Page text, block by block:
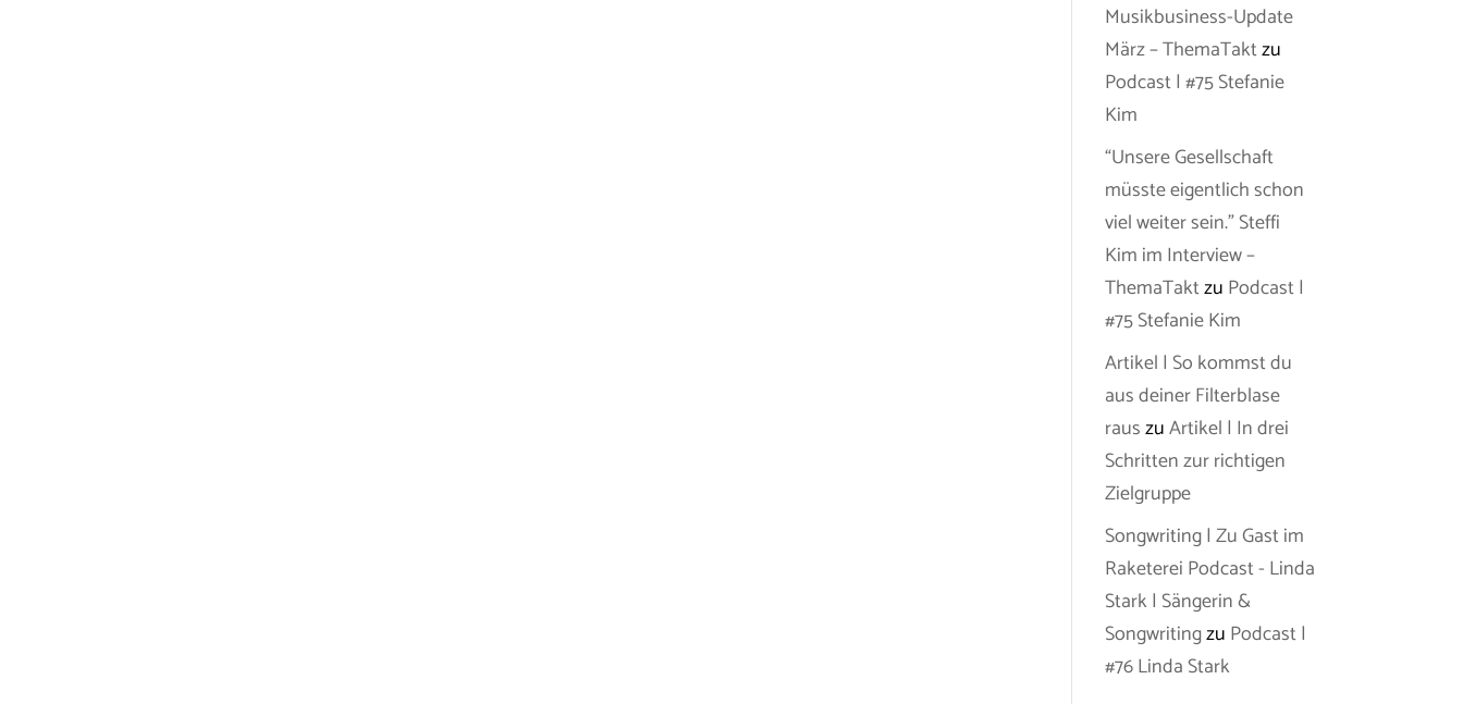
Musikbusiness-Update
März – ThemaTaktzu
Podcast | #75 Stefanie
Kim
“Unsere Gesellschaft
müsste eigentlich schon
viel weiter sein.” Steffi
Kim im Interview –
ThemaTaktzu Podcast |
#75 Stefanie Kim
Artikel | So kommst du
aus deiner Filterblase
rauszuArtikel | In drei
Schritten zur richtigen
Zielgruppe
Songwriting | Zu Gast im
Raketerei Podcast - Linda
Stark | Sängerin &
Songwritingzu Podcast |
#76 Linda Stark